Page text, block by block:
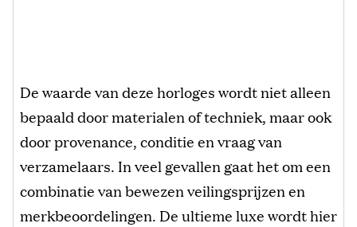
De waarde van deze horloges wordt niet alleen
bepaald door materialen of techniek, maar ook
door provenance, conditie en vraag van
verzamelaars. In veel gevallen gaat het om een
combinatie van bewezen veilingsprijzen en
merkbeoordelingen. De ultieme luxe wordt hier